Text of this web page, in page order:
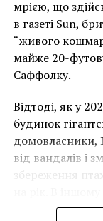
Sackville) —
Портрет
1580-е годы,
оказалась в
«В этот
злейшими
портрет
должность
мрією, що
в газеті Sun,
“живого
майже 20-
Саффолку.
Відтоді, як у
будинок
домовласники,
від вандалів і
збереження
мурал, що може